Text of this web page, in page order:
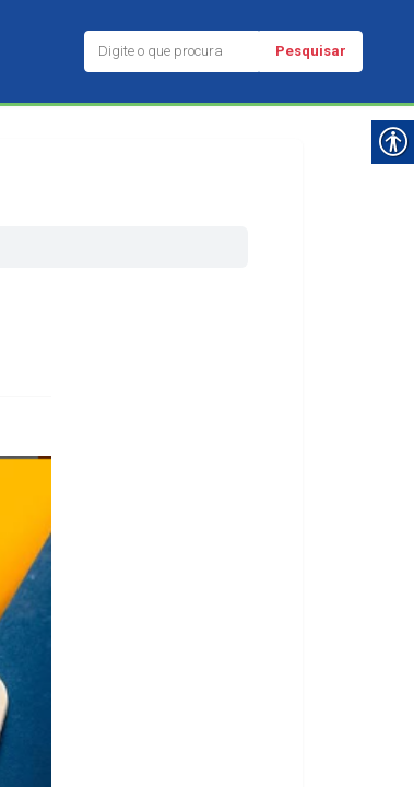
Pesquisar